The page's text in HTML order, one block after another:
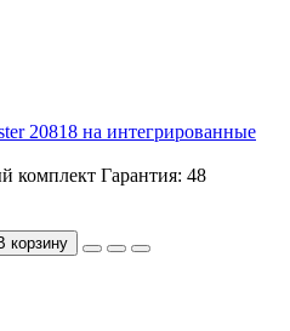
20818 на интегрированные
комплект Гарантия: 48
корзину